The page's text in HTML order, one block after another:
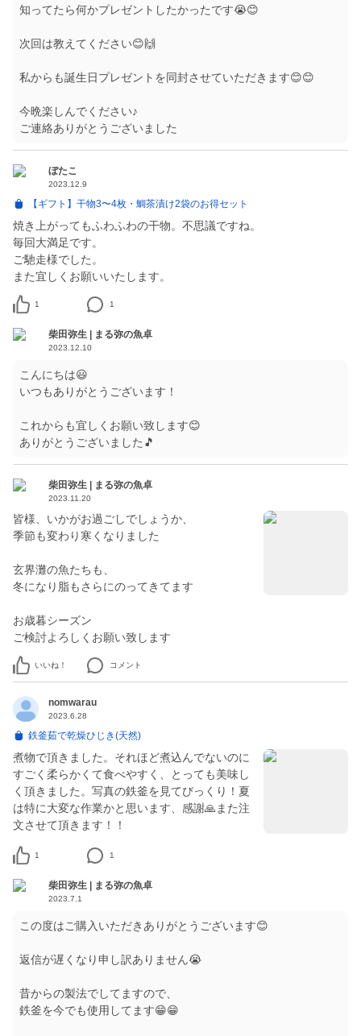
知ってたら何かプレゼントしたかったです😭😊
次回は教えてください😊🙌
私からも誕生日プレゼントを同封させていただきます😊😊
今晩楽しんでください♪
ご連絡ありがとうございました
ぼたこ
2023.12.9
【ギフト】干物3〜4枚・鯛茶漬け2袋のお得セット
焼き上がってもふわふわの干物。不思議ですね。
毎回大満足です。
ご馳走様でした。
また宜しくお願いいたします。
1 1
柴田弥生 | まる弥の魚卓
2023.12.10
こんにちは😃
いつもありがとうございます！
これからも宜しくお願い致します😊
ありがとうございました🎵
柴田弥生 | まる弥の魚卓
2023.11.20
皆様、いかがお過ごしでしょうか、
季節も変わり寒くなりました
玄界灘の魚たちも、
冬になり脂もさらにのってきてます
お歳暮シーズン
ご検討よろしくお願い致します
いいね！ コメント
nomwarau
2023.6.28
鉄釜茹で乾燥ひじき(天然)
煮物で頂きました。それほど煮込んでないのに
すごく柔らかくて食べやすく、とっても美味し
く頂きました。写真の鉄釜を見てびっくり！夏
は特に大変な作業かと思います、感謝🙏また注
文させて頂きます！！
1 1
柴田弥生 | まる弥の魚卓
2023.7.1
この度はご購入いただきありがとうございます😊
返信が遅くなり申し訳ありません😭
昔からの製法でしてますので、
鉄釜を今でも使用してます😁😁